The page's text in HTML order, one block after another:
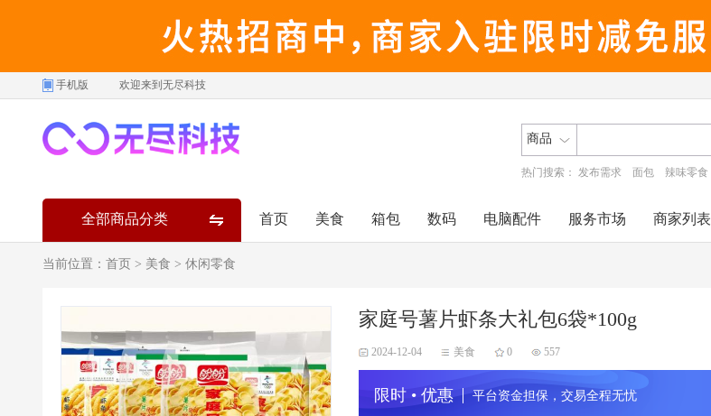
手机版 欢迎来到无尽科技
商品
热门搜索： 发布需求 面包 辣味零食
全部商品分类 首页 美食 箱包 数码 电脑配件 服务市场 商家列表
当前位置： 首页 > 美食 > 休闲零食
家庭号薯片虾条大礼包6袋*100g
2024-12-04 美食 0 557
限时 • 优惠 平台资金担保，交易全程无忧